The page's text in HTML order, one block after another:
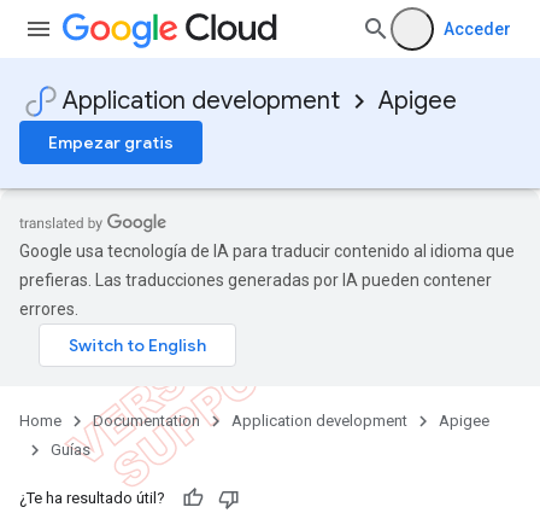
Acceder
Application development Apigee
Empezar gratis
Google usa tecnología de IA para traducir contenido al idioma que
prefieras. Las traducciones generadas por IA pueden contener
errores.
Home Documentation Application development
Apigee
Guías
¿Te ha resultado útil?